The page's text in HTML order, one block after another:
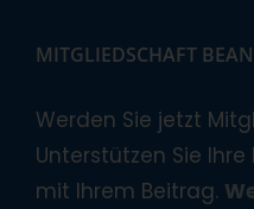
MITGLIEDSCHAFT
Werden Sie jetzt
Unterstützen Sie
mit Ihrem Beitrag.